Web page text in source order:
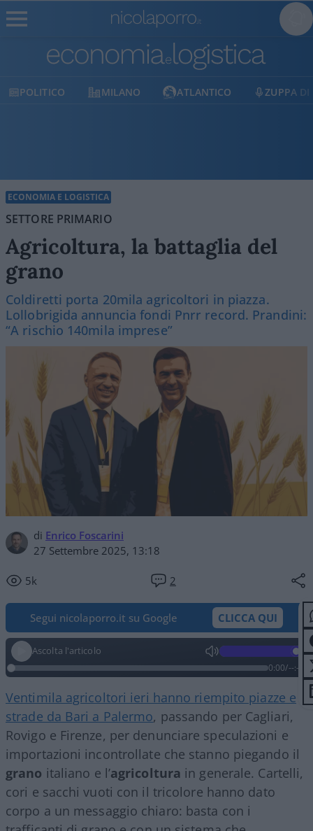
MILANO ATLANTICO ZUPPA DI PORRO
ECONOMIA E LOGISTICA
SETTORE PRIMARIO
Agricoltura, la battaglia del
grano
Coldiretti porta 20mila agricoltori in piazza.
Lollobrigida annuncia fondi Pnrr record. Prandini:
“A rischio 140mila imprese”
di Enrico Foscarini
27 Settembre 2025, 13:18
5k 2
Segui nicolaporro.it su Google CLICCA QUI
Ascolta l'articolo
0:00/--:--
Ventimila agricoltori ieri hanno riempito piazze e
strade da Bari a Palermo, passando per Cagliari,
Rovigo e Firenze, per denunciare speculazioni e
importazioni incontrollate che stanno piegando il
grano italiano e l’agricoltura in generale. Cartelli,
cori e sacchi vuoti con il tricolore hanno dato
corpo a un messaggio chiaro: basta con i